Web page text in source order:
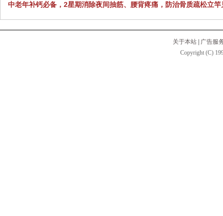
中老年补钙必备，2星期消除夜间抽筋、腰背疼痛，防治骨质疏松立竿
关于本站
广告服
Copyright (C)